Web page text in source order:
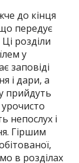
до кінця
передує
розділи
у
заповіді
і дари, а
прийдуть
непослух і
Гіршим
в розділах